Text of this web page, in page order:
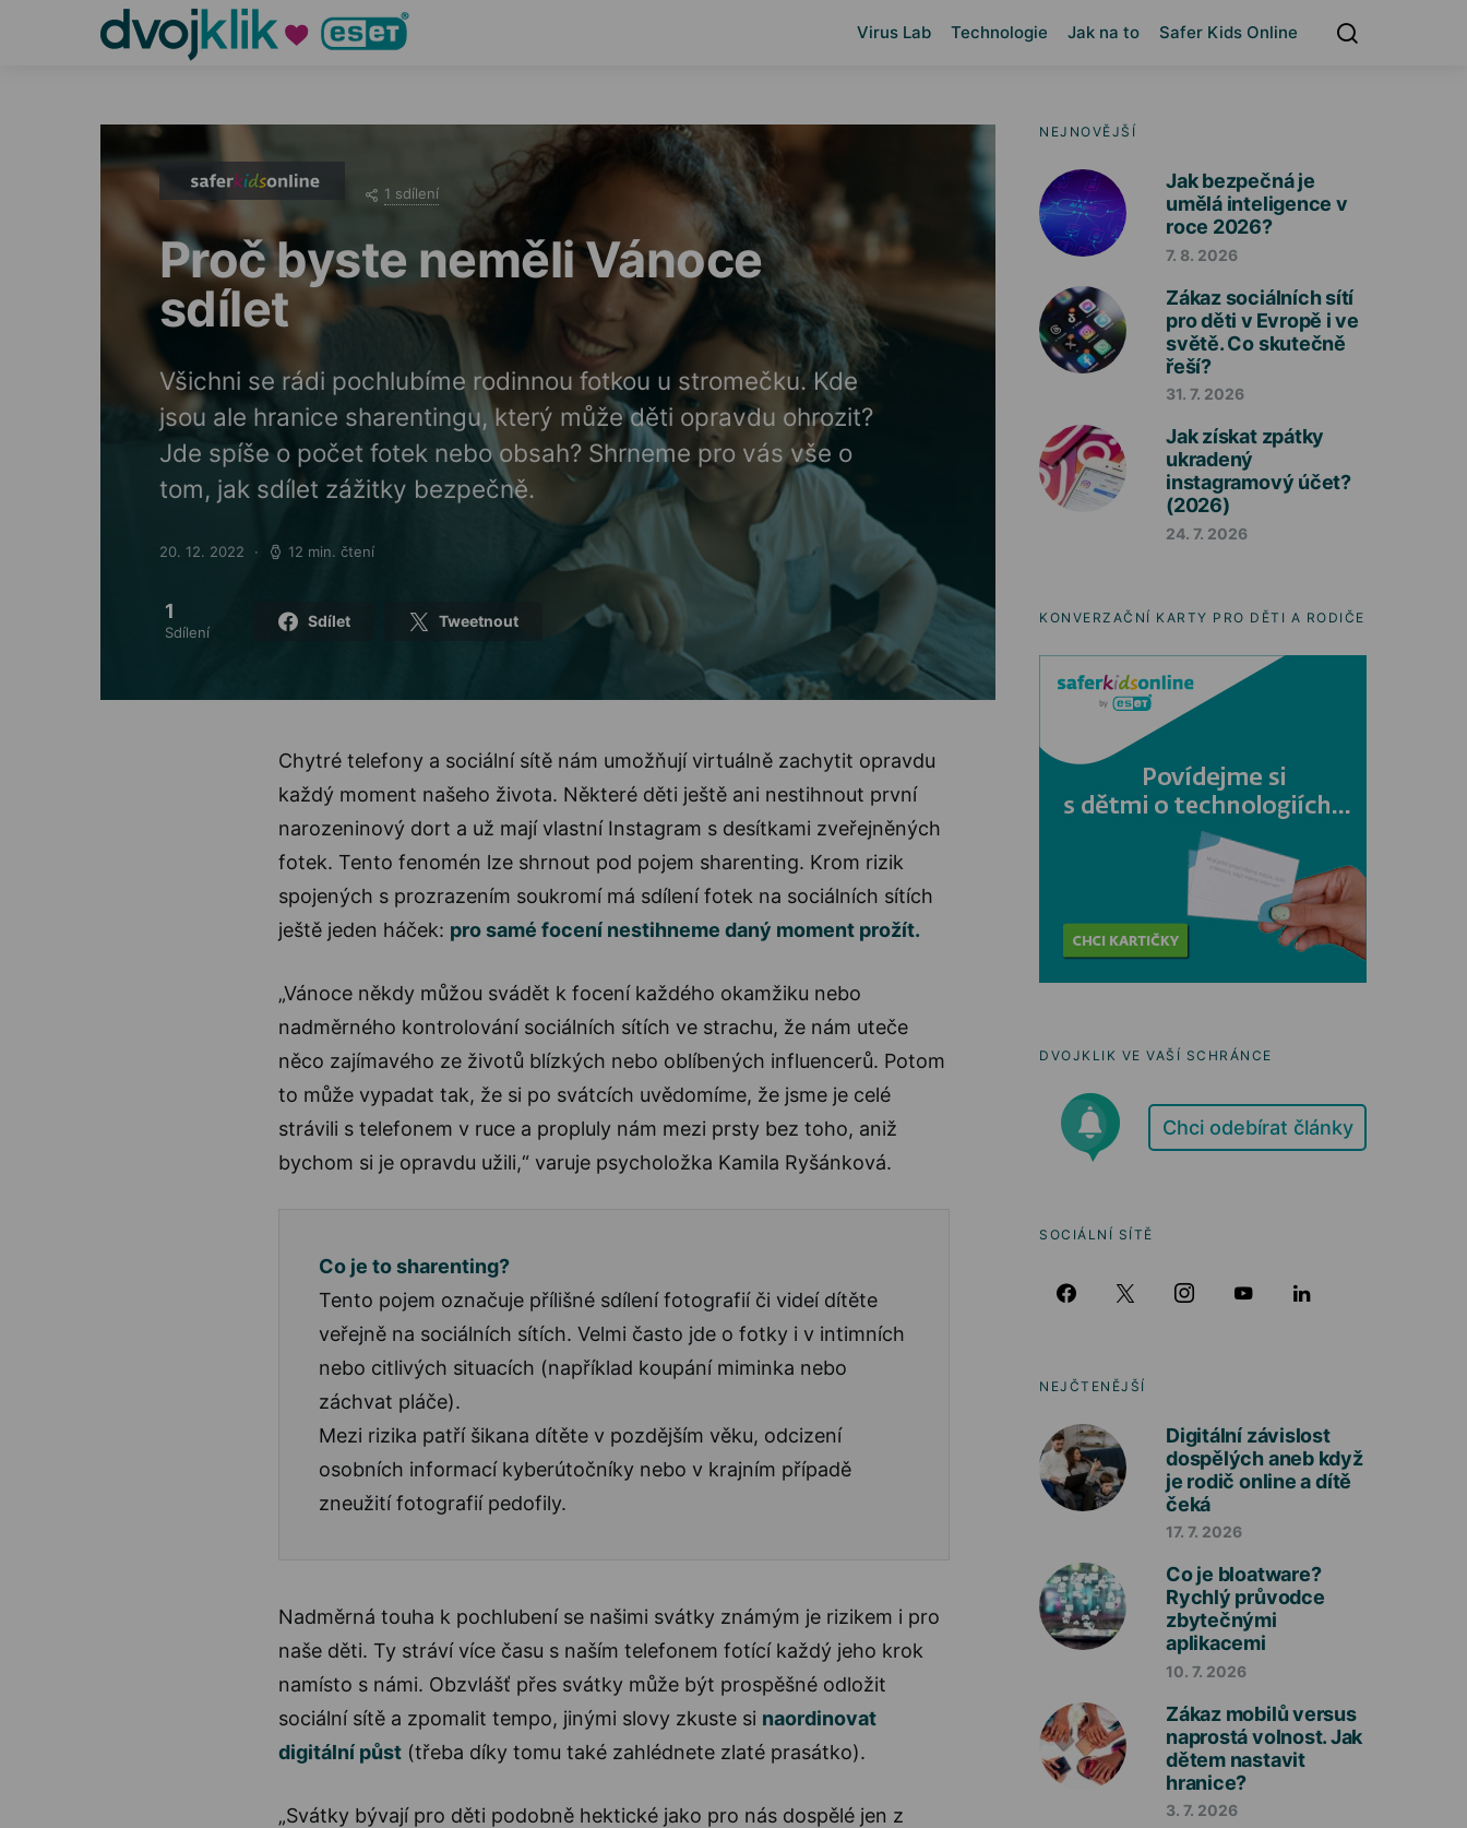
Virus Lab Technologie Jak na to Safer Kids Online
1 sdílení
Proč byste neměli Vánoce
sdílet
Všichni se rádi pochlubíme rodinnou fotkou u stromečku. Kde
jsou ale hranice sharentingu, který může děti opravdu ohrozit?
Jde spíše o počet fotek nebo obsah? Shrneme pro vás vše o
tom, jak sdílet zážitky bezpečně.
Posted on
20. 12. 2022 12 min. čtení
1
Sdílení
Sdílet Tweetnout
Chytré telefony a sociální sítě nám umožňují virtuálně zachytit opravdu
každý moment našeho života. Některé děti ještě ani nestihnout první
narozeninový dort a už mají vlastní Instagram s desítkami zveřejněných
fotek. Tento fenomén lze shrnout pod pojem sharenting. Krom rizik
spojených s prozrazením soukromí má sdílení fotek na sociálních sítích
ještě jeden háček: pro samé focení nestihneme daný moment prožít.
„Vánoce někdy můžou svádět k focení každého okamžiku nebo
nadměrného kontrolování sociálních sítích ve strachu, že nám uteče
něco zajímavého ze životů blízkých nebo oblíbených influencerů. Potom
to může vypadat tak, že si po svátcích uvědomíme, že jsme je celé
strávili s telefonem v ruce a propluly nám mezi prsty bez toho, aniž
bychom si je opravdu užili,“ varuje psycholožka Kamila Ryšánková.
Co je to sharenting?
Tento pojem označuje přílišné sdílení fotografií či videí dítěte
veřejně na sociálních sítích. Velmi často jde o fotky i v intimních
nebo citlivých situacích (například koupání miminka nebo
záchvat pláče).
Mezi rizika patří šikana dítěte v pozdějším věku, odcizení
osobních informací kyberútočníky nebo v krajním případě
zneužití fotografií pedofily.
Nadměrná touha k pochlubení se našimi svátky známým je rizikem i pro
naše děti. Ty stráví více času s naším telefonem fotící každý jeho krok
namísto s námi. Obzvlášť přes svátky může být prospěšné odložit
sociální sítě a zpomalit tempo, jinými slovy zkuste si naordinovat
digitální půst(třeba díky tomu také zahlédnete zlaté prasátko).
„Svátky bývají pro děti podobně hektické jako pro nás dospělé jen z
NEJNOVĚJŠÍ
Jak bezpečná je
umělá inteligence v
roce 2026?
7. 8. 2026
Zákaz sociálních sítí
pro děti v Evropě i ve
světě. Co skutečně
řeší?
31. 7. 2026
Jak získat zpátky
ukradený
instagramový účet?
(2026)
24. 7. 2026
KONVERZAČNÍ KARTY PRO DĚTI A RODIČE
DVOJKLIK VE VAŠÍ SCHRÁNCE
Chci odebírat články
SOCIÁLNÍ SÍTĚ
NEJČTENĚJŠÍ
Digitální závislost
dospělých aneb když
je rodič online a dítě
čeká
17. 7. 2026
Co je bloatware?
Rychlý průvodce
zbytečnými
aplikacemi
10. 7. 2026
Zákaz mobilů versus
naprostá volnost. Jak
dětem nastavit
hranice?
3. 7. 2026